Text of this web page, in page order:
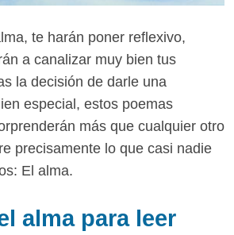
te harán poner reflexivo,
a canalizar muy bien tus
la decisión de darle una
especial, estos poemas
más que cualquier otro
precisamente lo que casi nadie
El alma.
alma para leer